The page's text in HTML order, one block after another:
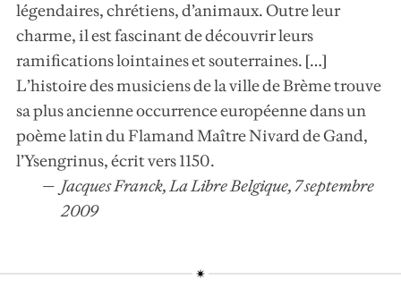
légendaires, chrétiens, d’animaux. Outre leur
charme, il est fascinant de découvrir leurs
ramifications lointaines et souterraines. […]
L’histoire des musiciens de la ville de Brème trouve
sa plus ancienne occurrence européenne dans un
poème latin du Flamand Maître Nivard de Gand,
l’Ysengrinus, écrit vers 1150.
Jacques Franck, La Libre Belgique, 7 septembre
2009